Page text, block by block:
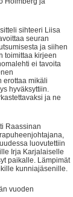
sihteeri Liisa
seuran
ja siihen
toimittaa kirjeen
ei tavoita
erottaa mikäli
hyväksyttiin.
ja ne
Raassinan
luovutettiin
Irja Karjalaiselle
paikalle. Lämpimät
kunniajäsenille.
vuoden